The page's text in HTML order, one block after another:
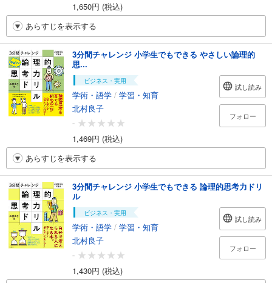
1,650円 (税込)
あらすじを表示する
3分間チャレンジ 小学生でもできる やさしい論理的
思...
ビジネス・実用
学術・語学 / 学習・知育
北村良子
-
1,469円 (税込)
試し読み
フォロー
あらすじを表示する
3分間チャレンジ 小学生でもできる 論理的思考力ドリ
ル
ビジネス・実用
学術・語学 / 学習・知育
北村良子
-
1,430円 (税込)
試し読み
フォロー